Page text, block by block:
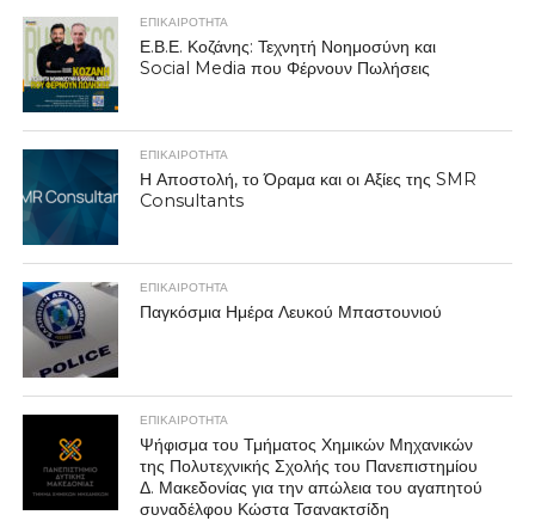
ΕΠΙΚΑΙΡΟΤΗΤΑ
Ε.Β.Ε. Κοζάνης: Τεχνητή Νοημοσύνη και
Social Media που Φέρνουν Πωλήσεις
ΕΠΙΚΑΙΡΟΤΗΤΑ
Η Αποστολή, το Όραμα και οι Αξίες της SMR
Consultants
ΕΠΙΚΑΙΡΟΤΗΤΑ
Παγκόσμια Ημέρα Λευκού Μπαστουνιού
ΕΠΙΚΑΙΡΟΤΗΤΑ
Ψήφισμα του Τμήματος Χημικών Μηχανικών
της Πολυτεχνικής Σχολής του Πανεπιστημίου
Δ. Μακεδονίας για την απώλεια του αγαπητού
συναδέλφου Κώστα Τσανακτσίδη